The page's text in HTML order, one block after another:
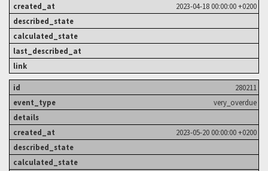
2023-04-18 00:00:00 +0200
280211
very_overdue
2023-05-20 00:00:00 +0200